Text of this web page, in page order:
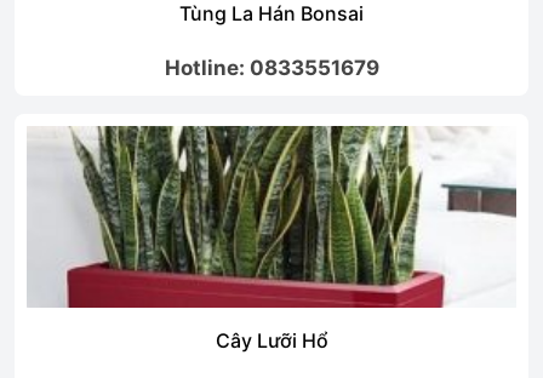
Tùng La Hán Bonsai
Hotline: 0833551679
Cây Lưỡi Hổ